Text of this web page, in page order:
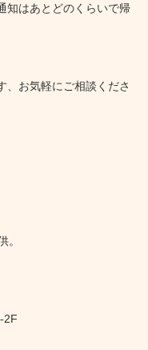
知はあとどのくらいで帰
、お気軽にご相談くださ
。
2F